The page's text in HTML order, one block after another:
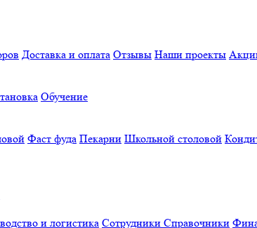
Доставка и оплата Отзывы Наши проекты
Обучение
Фаст фуда Пекарни Школьной столовой
и логистика Сотрудники Справочники